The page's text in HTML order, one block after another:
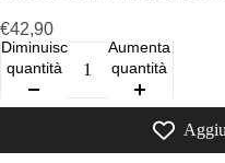
€42,90
Diminuisci
quantità
Aumenta
quantità